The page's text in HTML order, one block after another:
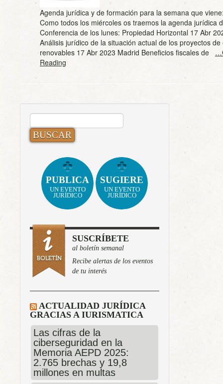
Agenda jurídica y de formación para la semana que
Como todos los miércoles os traemos la agenda jurídica
Conferencia de los lunes: Propiedad Horizontal 17 Abr
Análisis jurídico de la situación actual de los proyectos
renovables 17 Abr 2023 Madrid Beneficios fiscales de
Reading
BUSCAR:
PUBLICA
UN EVENTO
JURÍDICO
SUGIERE
UN EVENTO
JURÍDICO
SUSCRÍBETE
al boletín semanal
Recibe alertas de los eventos
de tu interés
ACTUALIDAD JURÍDICA
GRACIAS A IURISMATICA
Las cifras de la
ciberseguridad en la
Memoria AEPD 2025:
2.765 brechas y 19,8
millones en multas